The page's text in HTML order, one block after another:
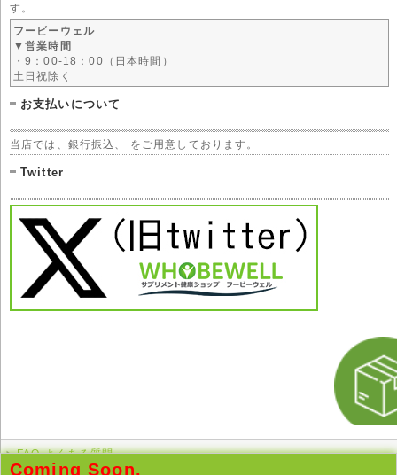
Coming Soon.
す。
フービーウェル
▼営業時間
・9：00-18：00（日本時間）
土日祝除く
お支払いについて
当店では、銀行振込、 をご用意しております。
Twitter
FAQ よくある質問